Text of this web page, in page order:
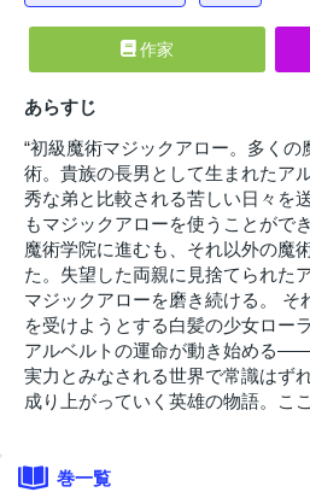
作家
あらすじ
“初級魔術マジックアロー。多く
術。貴族の長男として生まれたア
秀な弟と比較される苦しい日々を
もマジックアローを使うことがで
魔術学院に進むも、それ以外の魔
た。失望した両親に見捨てられた
マジックアローを磨き続ける。 そ
を受けようとする白髪の少女ロー
アルベルトの運命が動き始める
実力とみなされる世界で常識はず
成り上がっていく英雄の物語。こ
巻一覧